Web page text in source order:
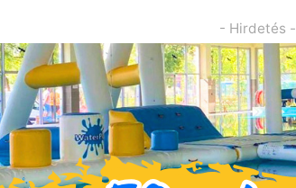
- Hirdetés -